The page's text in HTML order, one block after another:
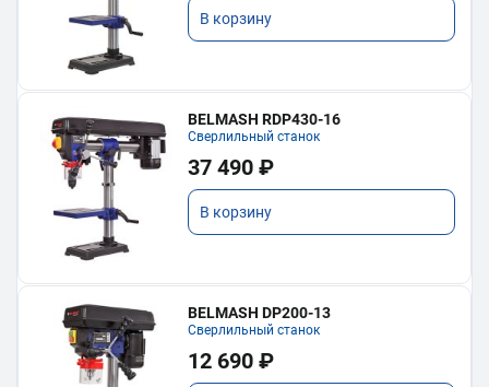
В корзину
BELMASH RDP430-16
Сверлильный станок
37 490 ₽
В корзину
BELMASH DP200-13
Сверлильный станок
12 690 ₽